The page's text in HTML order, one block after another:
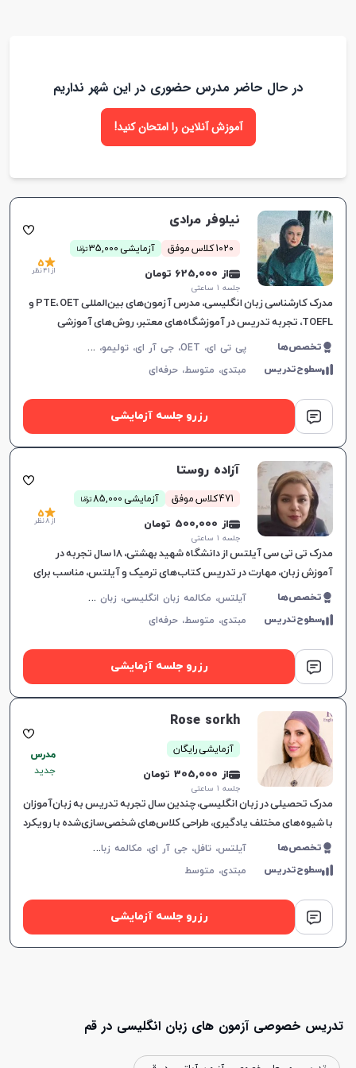
در حال حاضر مدرس حضوری در این شهر نداریم
آموزش آنلاین را امتحان کنید!
نیلوفر مرادی
1020 کلاس موفق آزمایشی 35,000 توما
ن
از 625,000 تومان
جلسه ۱ ساعتی
5
از 41 نظر
مدرک کارشناسی زبان انگلیسی، مدرس آزمون‌های بین‌المللی PTE، OET و
TOEFL، تجربه تدریس در آموزشگاه‌های معتبر، روش‌های آموزشی
اختصاصی بر اساس شخصیت و سلیقه زبان‌آموز.
تخصص‌ها پ
ی تی ای، OET، جی آر ای، تولیمو، مکالمه زبان انگلیسی، زبان انگلیسی عمومی، گرامر زبان انگلیسی، زبان انگلیسی بریتیش، زبان انگلیسی آمریکایی، زبان انگلیسی کانادایی، زبان انگلیسی استرالیایی، زبان انگلیسی کنکور سراسری، زبان انگلیسی کنکور کاردانی، زبان انگلیسی هفتم دبیرستان، زبان انگلیسی هشتم دبیرستان، زبان انگلیسی نهم دبیرستان، زبان انگلیسی دهم دبیرستان، زبان انگلیسی یازدهم دبیرستان، زبان انگلیسی دوازدهم دبیرستان، زبان انگلیسی کودکان، تافل
سطوح‌تدریس مبتدی، متوسط،حرفه‌ای
رزرو جلسه آزمایشی
آزاده روستا
471 کلاس موفق آزمایشی 85,000 توما
ن
از 500,000 تومان
جلسه ۱ ساعتی
5
از 8 نظر
مدرک تی تی سی آیلتس از دانشگاه شهید بهشتی، ۱۸ سال تجربه در
آموزش زبان، مهارت در تدریس کتاب‌های ترمیک و آیلتس، مناسب برای
تمام سطوح، بهبود سریع در یادگیری.
تخصص‌ها آ
یلتس، مکالمه زبان انگلیسی، زبان انگلیسی عمومی، گرامر زبان انگلیسی، زبان انگلیسی تجاری، زبان انگلیسی آمریکایی، زبان انگلیسی کنکور سراسری، زبان انگلیسی کنکور کاردانی، زبان انگلیسی کنکور ارشد، زبان انگلیسی کنکور دکتری، زبان انگلیسی هفتم دبیرستان، زبان انگلیسی هشتم دبیرستان، زبان انگلیسی نهم دبیرستان، زبان انگلیسی دهم دبیرستان، زبان انگلیسی یازدهم دبیرستان، زبان انگلیسی دوازدهم دبیرستان، تافل، جی آر ای، دولینگو، تولیمو
سطوح‌تدریس مبتدی، متوسط،حرفه‌ای
رزرو جلسه آزمایشی
Rose sorkh
آزمایشی رایگان
از 305,000 تومان
جلسه ۱ ساعتی
مدرس
جدید
مدرک تحصیلی در زبان انگلیسی، چندین سال تجربه تدریس به زبان‌آموزان
با شیوه‌های مختلف یادگیری، طراحی کلاس‌های شخصی‌سازی‌شده با رویکرد
تعاملی، درک عمیق از نیازهای زبانی و
تخصص‌ها آ
یلتس، تافل، جی آر ای، مکالمه زبان انگلیسی، زبان انگلیسی عمومی، گرامر زبان انگلیسی، زبان انگلیسی تجاری، زبان انگلیسی آمریکایی، زبان انگلیسی کنکور سراسری، زبان انگلیسی کنکور کاردانی، زبان انگلیسی کنکور ارشد، زبان انگلیسی کنکور دکتری، زبان انگلیسی هفتم دبیرستان، زبان انگلیسی هشتم دبیرستان، زبان انگلیسی نهم دبیرستان، زبان انگلیسی دهم دبیرستان، زبان انگلیسی یازدهم دبیرستان، زبان انگلیسی دوازدهم دبیرستان، زبان انگلیسی کودکان
سطوح‌تدریس مبتدی، متوسط
رزرو جلسه آزمایشی
تدریس خصوصی آزمون های زبان انگلیسی در قم